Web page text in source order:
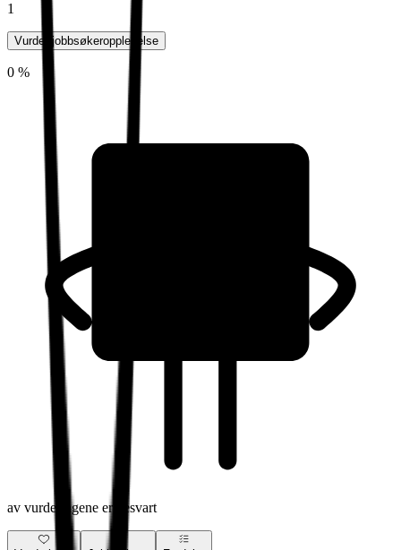
1
Vurder jobbsøkeropplevelse
0 %
av vurderingene er besvart